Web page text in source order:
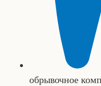
обрывочное